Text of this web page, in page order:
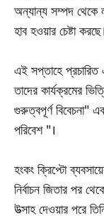
অন্যান্য সম্পদ থেকে
হাব হওয়ার চেষ্টা করছে।
এই সপ্তাহে প্রচারিত
তাদের কার্যক্রমের
গুরুত্বপূর্ণ বিবেচনা"
পরিবেশ "।
হংকং ক্রিপ্টো
নির্বাচন জিতার পর
উত্সাহ দেওয়ার পরে